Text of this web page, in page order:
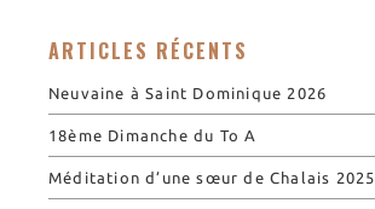
ARTICLES RÉCENTS
Neuvaine à Saint Dominique 2026
18ème Dimanche du To A
Méditation d’une sœur de Chalais